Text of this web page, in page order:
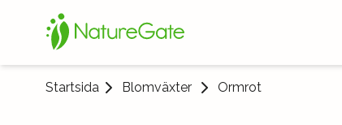
Startsida Blomväxter Ormrot